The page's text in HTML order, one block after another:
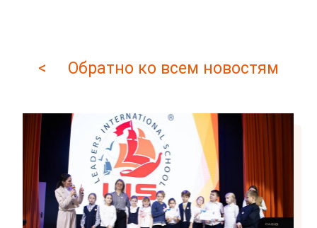
< Обратно ко всем новостям